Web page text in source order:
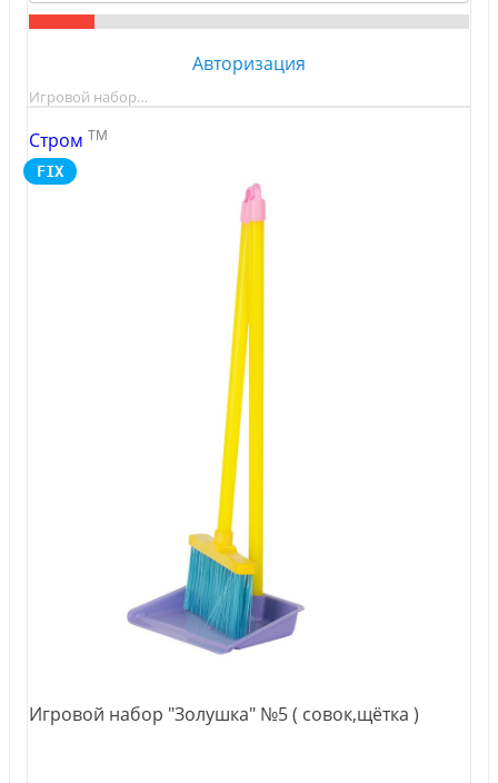
Авторизация
Игровой набор…
Стром TM
FIX
Игровой набор "Золушка" №5 ( совок,щётка )